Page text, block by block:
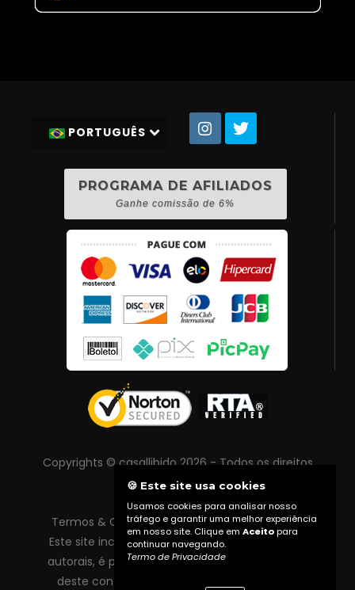
PORTUGUÊS
PROGRAMA DE AFILIADOS
Ganhe comissão de 6%
Copyrights © casallibido 2026 - Todos os direitos
reservados
Termos & Condições |Política de Privacidade
Este site inclui conteúdo protegido por direitos
autorais, é proibida reprodução total ou parcial
deste conteúdo sem autorização prévia do
🍪 Este site usa cookies
Usamos cookies para analisar nosso
tráfego e garantir uma melhor experiência
em nosso site. Clique em Aceitopara
continuar navegando.
Termo de Privacidade